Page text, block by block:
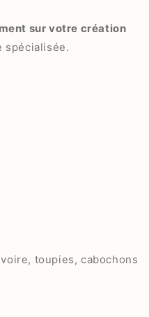
sur votre création
spécialisée.
toupies, cabochons